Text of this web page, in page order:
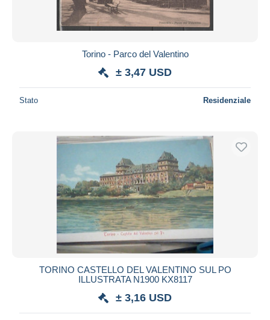
Torino - Parco del Valentino
± 3,47 USD
Stato Residenziale
TORINO CASTELLO DEL VALENTINO SUL PO
ILLUSTRATA N1900 KX8117
± 3,16 USD